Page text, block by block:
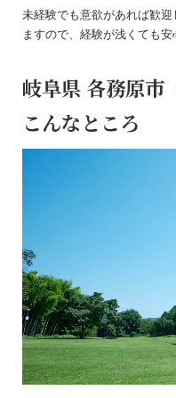
未経験でも意欲があれば歓
ますので、経験が浅くても安
岐阜県 各務原市
こんなところ